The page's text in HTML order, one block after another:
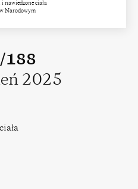
nawiedzone ciała
Narodowym
188
2025